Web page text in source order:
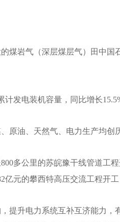
煤岩气（深层煤层气）田中
发电装机容量，同比增长
原油、天然气、电力生产均创
多公里的苏皖豫干线管道工
亿元的攀西特高压交流工程
提升电力系统互补互济能力，